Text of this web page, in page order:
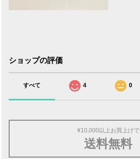
ショップの評価
すべて 4 0
¥10,000以上お買上げで
送料無料